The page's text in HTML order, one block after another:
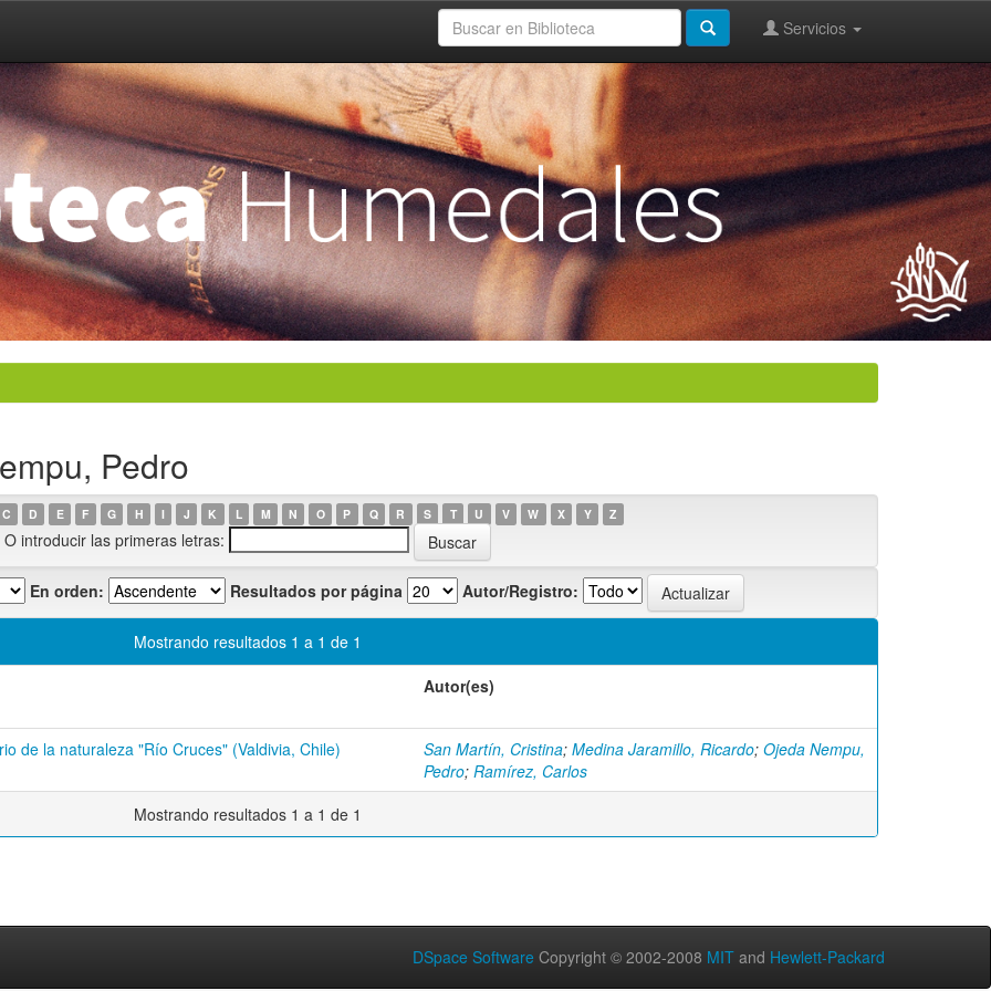
Servicios
Pedro
C D E F G H I J K L M N O P Q R S T U V W X Y Z
O introducir las primeras letras:
En orden: Resultados por página Autor/Registro:
Mostrando resultados 1 a 1 de 1
Autor(es)
de la naturaleza "Río Cruces" (Valdivia, Chile) San Martín, Cristina; Medina Jaramillo, Ricardo; Ojeda Nempu,
Pedro; Ramírez, Carlos
Mostrando resultados 1 a 1 de 1
DSpace Software Copyright © 2002-2008 MIT and Hewlett-Packard